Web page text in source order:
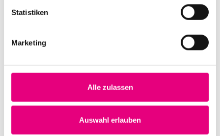
Statistiken
Marketing
Alle zulassen
Auswahl erlauben